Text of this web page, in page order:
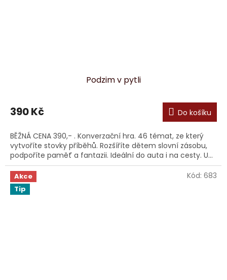
Podzim v pytli
390 Kč Do košíku
BĚŽNÁ CENA 390,- . Konverzační hra. 46 témat, ze který
vytvoříte stovky příběhů. Rozšíříte dětem slovní zásobu,
podpoříte paměť a fantazii. Ideální do auta i na cesty. U...
Akce
Tip
Kód: 683